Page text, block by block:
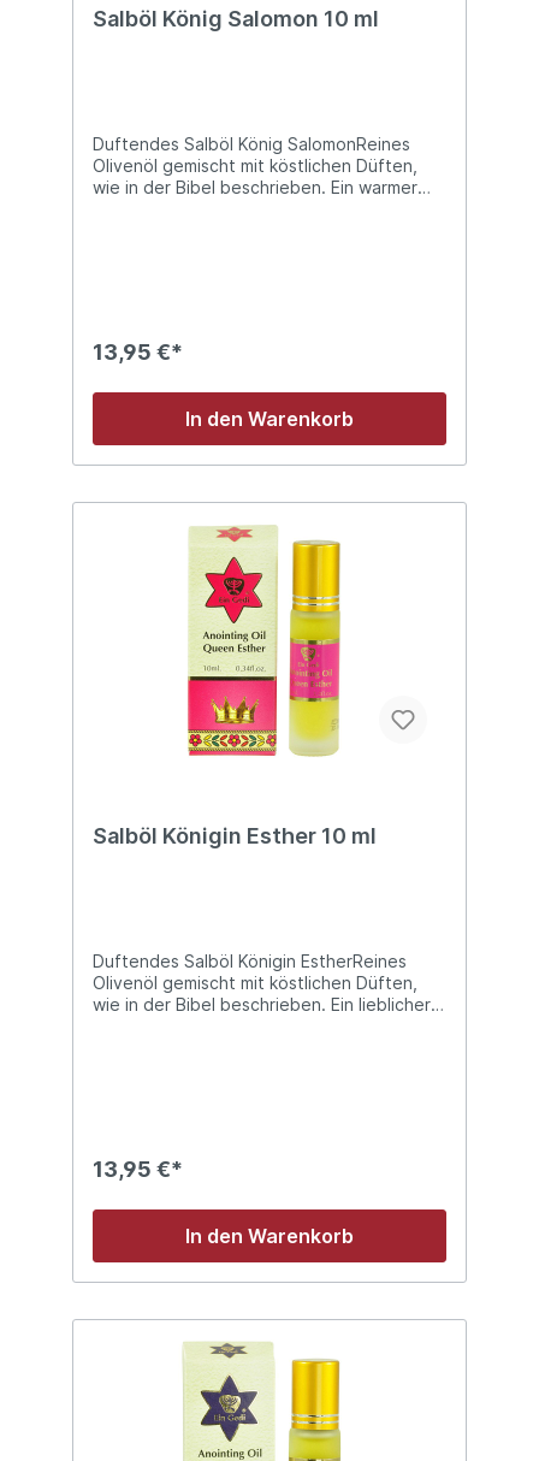
Salböl König Salomon 10 ml
Duftendes Salböl König SalomonReines
Olivenöl gemischt mit köstlichen Düften,
wie in der Bibel beschrieben. Ein warmer
13,95 €*
In den Warenkorb
Salböl Königin Esther 10 ml
Duftendes Salböl Königin EstherReines
Olivenöl gemischt mit köstlichen Düften,
wie in der Bibel beschrieben. Ein lieblicher
13,95 €*
In den Warenkorb